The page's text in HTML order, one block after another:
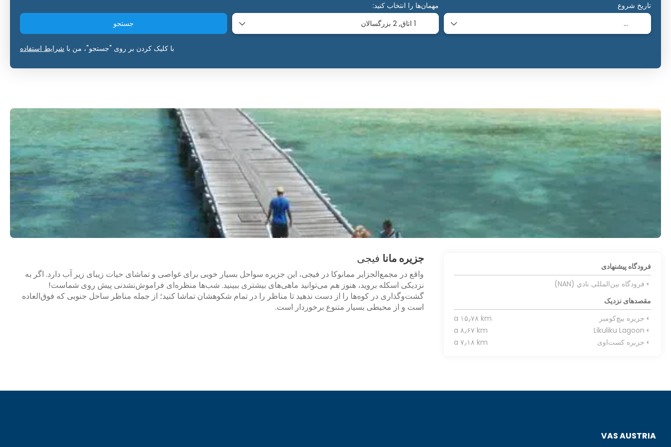
تاریخ شروع
مهمان‌ها را انتخاب کنید:
1 اتاق,
2 بزرگسالان جستجو
با کلیک کردن بر روی "جستجو"، من با شرایط استفاده
جزیره مانا فیجی
واقع در مجمع‌الجزایر ممانوکا در فیجی، این جزیره سواحل بسیار خوبی برای غواصی و تماشای حیات زیبای زیر آب دارد. اگر به
نزدیکی اسکله بروید، هنوز هم می‌توانید ماهی‌های بیشتری ببینید. شب‌ها منظره‌ای فراموش‌نشدنی پیش روی شماست!
گشت‌وگذاری در کوه‌ها را از دست ندهید تا مناظر را در تمام شکوهشان تماشا کنید؛ از جمله مناظر ساحل جنوبی که فوق‌العاده
است و از محیطی بسیار متنوع برخوردار است.
فرودگاه پیشنهادی
فرودگاه بین‌المللی نادي (NAN)
مقصدهای نزدیک
جزیره بیچ‌کومبر
a ۱۵٫۷۸ km
Likuliku Lagoon
a ۸٫۶۷ km
جزیره کست‌اوی
a ۷٫۱۸ km
VAS AUSTRIA